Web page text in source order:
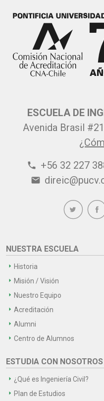
ESCUELA DE
Avenida Brasil
phone +56 32 227
email
NUESTRA ESCUELA
Historia
Misión / Visión
Nuestro Equipo
Acreditación
Alumni
Centro de Alumnos
ESTUDIA CON NOSOTROS
¿Qué es Ingeniería Civil?
Plan de Estudios